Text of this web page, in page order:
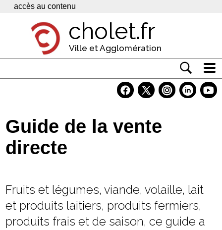
Panneau de gestion des cookies
accès au contenu
cholet.fr
Ville et Agglomération
Economie
Services
Guide de la vente
directe
Fruits et légumes, viande, volaille, lait
et produits laitiers, produits fermiers,
produits frais et de saison, ce guide a